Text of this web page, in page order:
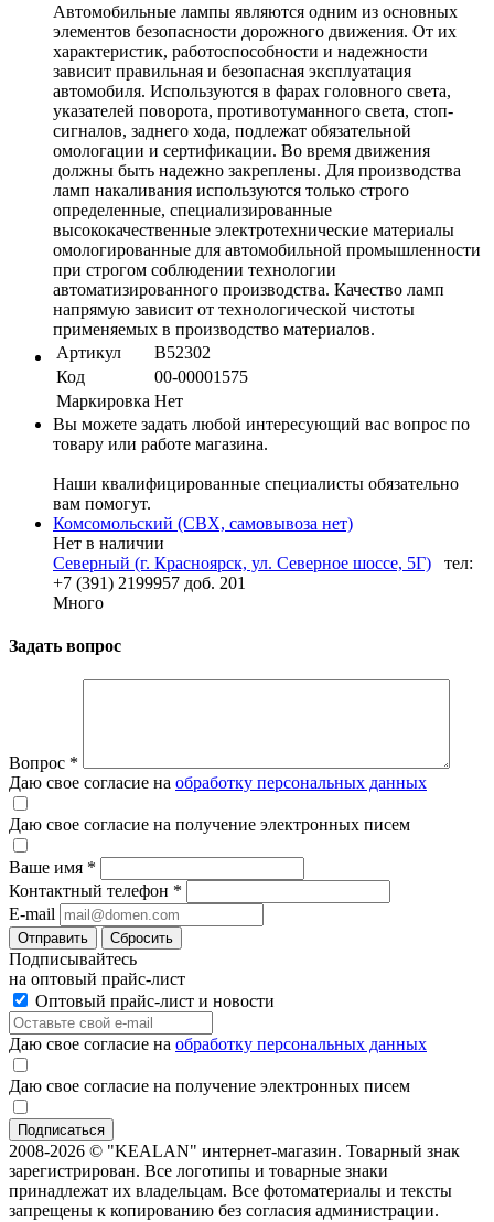
Автомобильные лампы являются одним из основных
элементов безопасности дорожного движения. От их
характеристик, работоспособности и надежности
зависит правильная и безопасная эксплуатация
автомобиля. Используются в фарах головного света,
указателей поворота, противотуманного света, стоп-
сигналов, заднего хода, подлежат обязательной
омологации и сертификации. Во время движения
должны быть надежно закреплены. Для производства
ламп накаливания используются только строго
определенные, специализированные
высококачественные электротехнические материалы
омологированные для автомобильной промышленности
при строгом соблюдении технологии
автоматизированного производства. Качество ламп
напрямую зависит от технологической чистоты
применяемых в производство материалов.
Артикул
B52302
Код
00-00001575
Маркировка Нет
Вы можете задать любой интересующий вас вопрос по
товару или работе магазина.
Наши квалифицированные специалисты обязательно
вам помогут.
Комсомольский (СВХ, самовывоза нет)
Нет в наличии
Северный (г. Красноярск, ул. Северное шоссе, 5Г)
тел:
+7 (391) 2199957 доб. 201
Много
Задать вопрос
Вопрос *
Даю свое согласие на обработку персональных данных
Даю свое согласие на получение электронных писем
Ваше имя *
Контактный телефон *
E-mail
Отправить Сбросить
Подписывайтесь
на оптовый прайс-лист
Оптовый прайс-лист и новости
Даю свое согласие на обработку персональных данных
Даю свое согласие на получение электронных писем
2008-2026 © "KEALAN" интернет-магазин. Товарный знак
зарегистрирован. Все логотипы и товарные знаки
принадлежат их владельцам. Все фотоматериалы и тексты
запрещены к копированию без согласия администрации.